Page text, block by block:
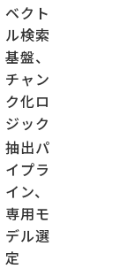
ベクト
ル検索
基盤、
チャン
ク化ロ
ジック
抽出パ
イプラ
イン、
専用モ
デル選
定